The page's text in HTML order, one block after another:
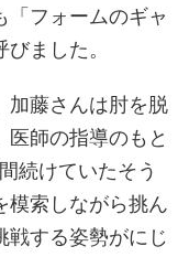
「フォームのギャ
ました。
加藤さんは肘を脱
師の指導のもと
続けていたそう
模索しながら挑ん
戦する姿勢がにじ